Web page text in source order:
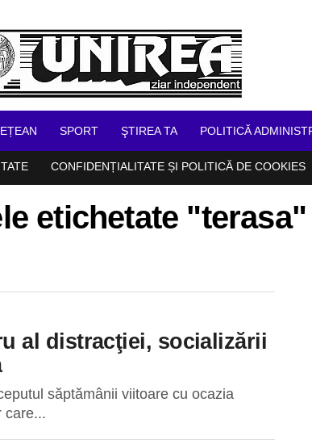
SPORT ŞTIREA TA POLITICĂ
CONFIDENȚIALITATE ȘI POLITICĂ DE COOKIES
etichetate "terasa"
al distracţiei, socializării
săptămânii viitoare cu ocazia
care...